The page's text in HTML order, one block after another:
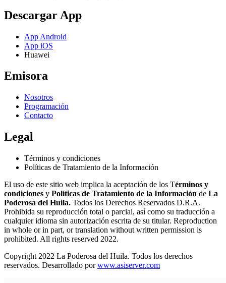
Descargar App
App Android
App iOS
Huawei
Emisora
Nosotros
Programación
Contacto
Legal
Términos y condiciones
Políticas de Tratamiento de la Información
El uso de este sitio web implica la aceptación de los Términos y
condiciones y Políticas de Tratamiento de la Información de La
Poderosa del Huila. Todos los Derechos Reservados D.R.A.
Prohibida su reproducción total o parcial, así como su traducción a
cualquier idioma sin autorización escrita de su titular. Reproduction
in whole or in part, or translation without written permission is
prohibited. All rights reserved 2022.
Copyright 2022 La Poderosa del Huila. Todos los derechos
reservados. Desarrollado porwww.asiserver.com